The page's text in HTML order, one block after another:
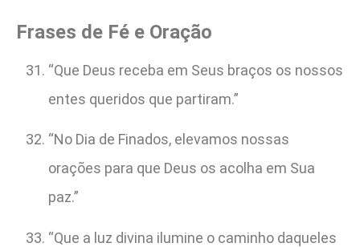
Frases de Fé e Oração
“Que Deus receba em Seus braços os nossos
entes queridos que partiram.”
“No Dia de Finados, elevamos nossas
orações para que Deus os acolha em Sua
paz.”
“Que a luz divina ilumine o caminho daqueles